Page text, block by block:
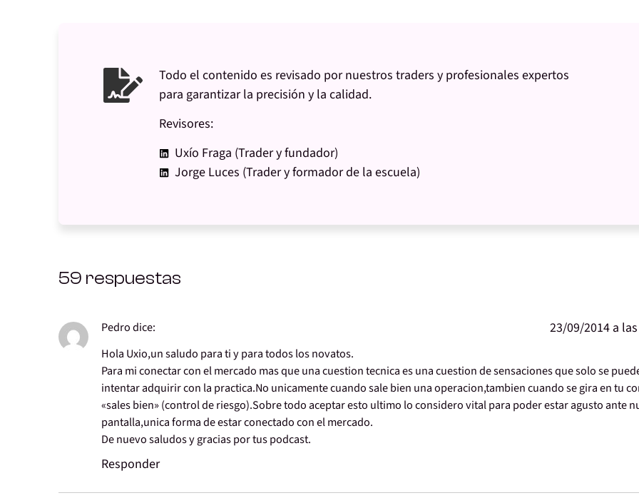
Todo el contenido es revisado por nuestros traders y profesionales expertos
para garantizar la precisión y la calidad.
Revisores:
Uxío Fraga (Trader y fundador)
Jorge Luces (Trader y formador de la escuela)
59 respuestas
Pedrodice: 23/09/2014 a
Hola Uxio,un saludo para ti y para todos los novatos.
Para mi conectar con el mercado mas que una cuestion tecnica es una cuestion de sensaciones que solo se
intentar adquirir con la practica.No unicamente cuando sale bien una operacion,tambien cuando se gira en tu
«sales bien» (control de riesgo).Sobre todo aceptar esto ultimo lo considero vital para poder estar agusto ante
pantalla,unica forma de estar conectado con el mercado.
De nuevo saludos y gracias por tus podcast.
Responder